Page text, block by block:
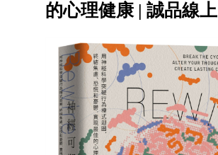
的心理健康 | 誠品線上